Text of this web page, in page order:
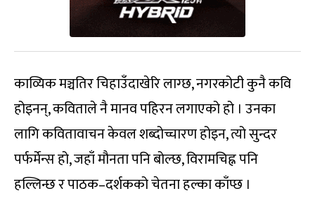
काव्यिक मञ्चतिर चिहाउँदाखेरि लाग्छ, नगरकोटी कुनै कवि
होइनन्, कविताले नै मानव पहिरन लगाएको हो । उनका
लागि कवितावाचन केवल शब्दोच्चारण होइन, त्यो सुन्दर
पर्फर्मेन्स हो, जहाँ मौनता पनि बोल्छ, विरामचिह्न पनि
हल्लिन्छ र पाठक–दर्शकको चेतना हल्का काँप्छ ।